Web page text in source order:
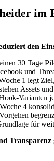
im
den
30-Tage-
und
1 legt
Assets
Varianten
4
für
Transparenz